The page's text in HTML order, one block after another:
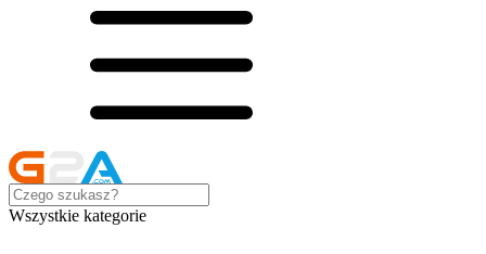
Wszystkie kategorie